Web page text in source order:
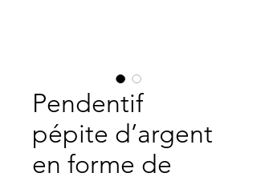
Pendentif
pépite d’argent
en forme de